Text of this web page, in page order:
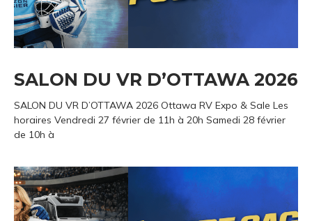
SALON DU VR D’OTTAWA 2026
SALON DU VR D’OTTAWA 2026 Ottawa RV Expo & Sale Les
horaires Vendredi 27 février de 11h à 20h Samedi 28 février
de 10h à